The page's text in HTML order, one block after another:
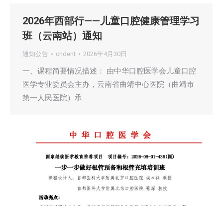
2026年西部行——儿童口腔健康管理学习
班（云南站）通知
通知公告 cndent 2026年4月30日
一、课程简要情况描述： 由中华口腔医学会儿童口腔
医学专业委员会主办，云南省曲靖中心医院（曲靖市
第一人民医院）承…